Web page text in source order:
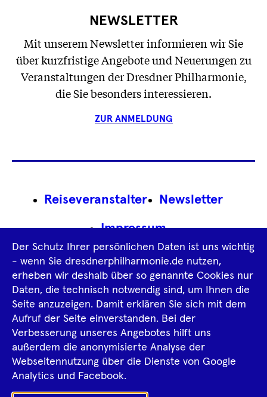
NEWSLETTER
Mit unserem Newsletter informieren wir Sie
über kurzfristige Angebote und Neuerungen zu
Veranstaltungen der Dresdner Philharmonie,
die Sie besonders interessieren.
ZUR ANMELDUNG
Footer
Reiseveranstalter Newsletter
Impressum
Datenschutz­information AGB
Intern
TiktokFacebook
Instagram
SpotifyYouTube
Der Schutz Ihrer persönlichen Daten ist uns wichtig
- wenn Sie dresdnerphilharmonie.de nutzen,
erheben wir deshalb über so genannte Cookies nur
Daten, die technisch notwendig sind, um Ihnen die
Seite anzuzeigen. Damit erklären Sie sich mit dem
Aufruf der Seite einverstanden. Bei der
Verbesserung unseres Angebotes hilft uns
außerdem die anonymisierte Analyse der
Webseitennutzung über die Dienste von Google
Analytics und Facebook.